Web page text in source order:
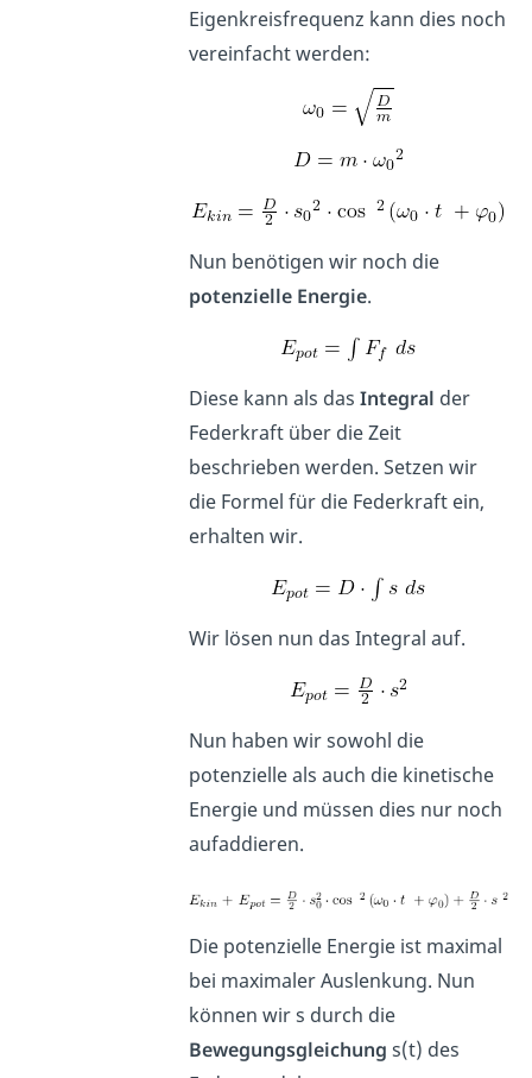
Eigenkreisfrequenz kann dies noch
vereinfacht werden:
Nun benötigen wir noch die
potenzielle Energie.
Diese kann als das Integral der
Federkraft über die Zeit
beschrieben werden. Setzen wir
die Formel für die Federkraft ein,
erhalten wir.
Wir lösen nun das Integral auf.
Nun haben wir sowohl die
potenzielle als auch die kinetische
Energie und müssen dies nur noch
aufaddieren.
Die potenzielle Energie ist maximal
bei maximaler Auslenkung. Nun
können wir s durch die
Bewegungsgleichung s(t) des